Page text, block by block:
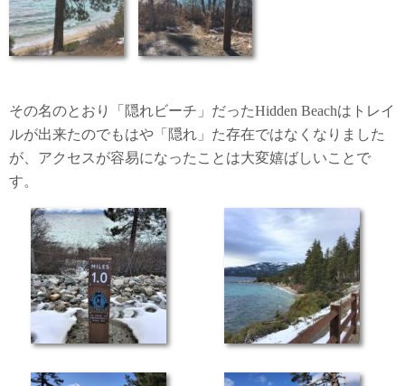
その名のとおり「隠れビーチ」だったHidden Beachはトレイ
ルが出来たのでもはや「隠れ」た存在ではなくなりました
が、アクセスが容易になったことは大変嬉ばしいことで
す。